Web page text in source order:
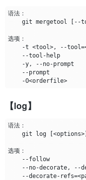
    git mergetool
[ --
    -t <tool>, --tool
=
--tool-
-y, --no-
--
-
【log】
    git log
[<options>]
--no-decorate, --
    --decorate-refs
=